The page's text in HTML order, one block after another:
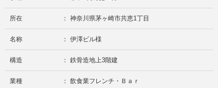
所在 ： 神奈川県茅ヶ崎市共恵1丁目
名称 ： 伊澤ビル様
構造 ： 鉄骨造地上3階建
業種 ： 飲食業フレンチ・Ｂａｒ